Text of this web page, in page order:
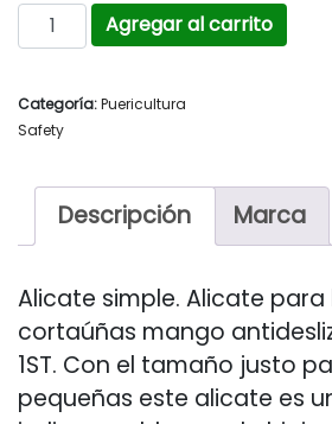
SAFETY Art. 15039 cantidad
Agregar al carrito
Categoría:Puericultura
Safety
Descripción Marca
Alicate simple. Alicate para
cortaúñas mango
1ST. Con el tamaño justo
pequeñas este alicate es